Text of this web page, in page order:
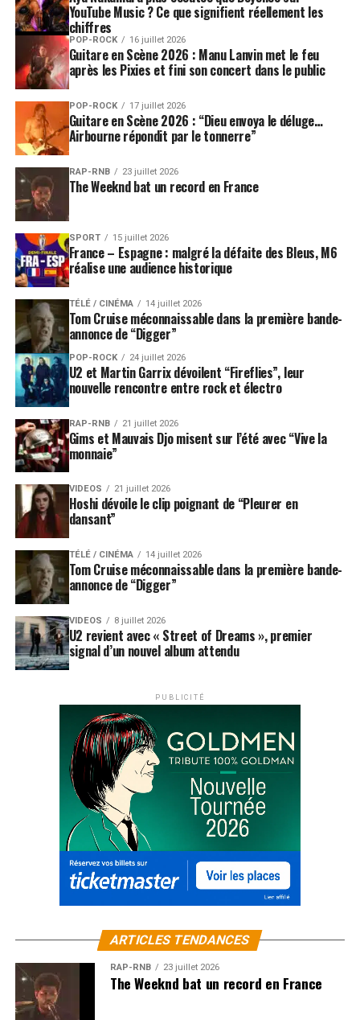
YouTube Music ? Ce que signifient réellement les
chiffres
POP-ROCK 16 juillet 2026
Guitare en Scène 2026 : Manu Lanvin met le feu
après les Pixies et fini son concert dans le public
POP-ROCK 17 juillet 2026
Guitare en Scène 2026 : “Dieu envoya le déluge…
Airbourne répondit par le tonnerre”
RAP-RNB 23 juillet 2026
The Weeknd bat un record en France
SPORT 15 juillet 2026
France – Espagne : malgré la défaite des Bleus, M6
réalise une audience historique
TÉLÉ / CINÉMA 14 juillet 2026
Tom Cruise méconnaissable dans la première bande-
annonce de “Digger”
POP-ROCK 24 juillet 2026
U2 et Martin Garrix dévoilent “Fireflies”, leur
nouvelle rencontre entre rock et électro
RAP-RNB 21 juillet 2026
Gims et Mauvais Djo misent sur l’été avec “Vive la
monnaie”
VIDEOS 21 juillet 2026
Hoshi dévoile le clip poignant de “Pleurer en
dansant”
TÉLÉ / CINÉMA 14 juillet 2026
Tom Cruise méconnaissable dans la première bande-
annonce de “Digger”
VIDEOS 8 juillet 2026
U2 revient avec « Street of Dreams », premier
signal d’un nouvel album attendu
PUBLICITÉ
ARTICLES TENDANCES
RAP-RNB 23 juillet 2026
The Weeknd bat un record en France